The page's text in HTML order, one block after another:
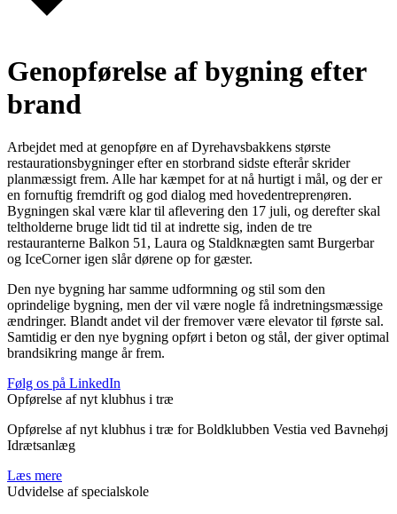
Genopførelse af bygning efter
brand
Arbejdet med at genopføre en af Dyrehavsbakkens største
restaurationsbygninger efter en storbrand sidste efterår skrider
planmæssigt frem. Alle har kæmpet for at nå hurtigt i mål, og der er
en fornuftig fremdrift og god dialog med hovedentreprenøren.
Bygningen skal være klar til aflevering den 17 juli, og derefter skal
teltholderne bruge lidt tid til at indrette sig, inden de tre
restauranterne Balkon 51, Laura og Staldknægten samt Burgerbar
og IceCorner igen slår dørene op for gæster.
Den nye bygning har samme udformning og stil som den
oprindelige bygning, men der vil være nogle få indretningsmæssige
ændringer. Blandt andet vil der fremover være elevator til første sal.
Samtidig er den nye bygning opført i beton og stål, der giver optimal
brandsikring mange år frem.
Følg os på LinkedIn
Opførelse af nyt klubhus i træ
Opførelse af nyt klubhus i træ for Boldklubben Vestia ved Bavnehøj
Idrætsanlæg
Læs mere
Udvidelse af specialskole